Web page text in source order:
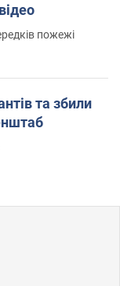
пожежі
та збили